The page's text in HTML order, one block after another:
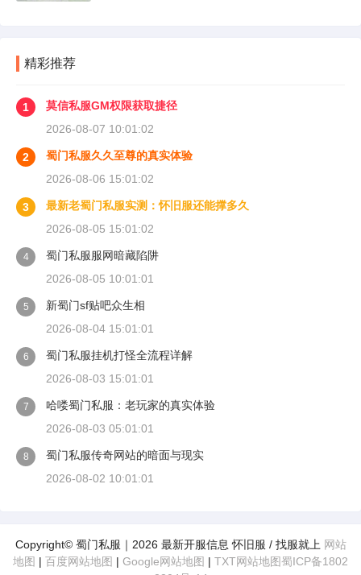
精彩推荐
1
莫信私服GM权限获取捷径
2026-08-07 10:01:02
2
蜀门私服久久至尊的真实体验
2026-08-06 15:01:02
3
最新老蜀门私服实测：怀旧服还能撑多久
2026-08-05 15:01:02
4
蜀门私服服网暗藏陷阱
2026-08-05 10:01:01
5
新蜀门sf贴吧众生相
2026-08-04 15:01:01
6
蜀门私服挂机打怪全流程详解
2026-08-03 15:01:01
7
哈喽蜀门私服：老玩家的真实体验
2026-08-03 05:01:01
8
蜀门私服传奇网站的暗面与现实
2026-08-02 10:01:01
Copyright© 蜀门私服｜2026 最新开服信息 怀旧服 / 找服就上 网站
地图 | 百度网站地图 | Google网站地图 | TXT网站地图蜀ICP备1802